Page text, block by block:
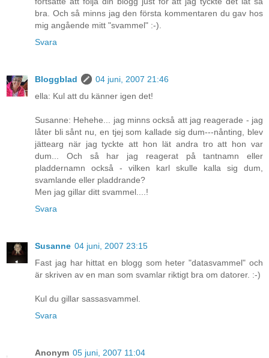
bra. Och så minns jag den första kommentaren du gav hos
mig angående mitt "svammel" :-).
Svara
Bloggblad
04 juni, 2007 21:46
ella: Kul att du känner igen det!
Susanne: Hehehe... jag minns också att jag reagerade - jag
låter bli sånt nu, en tjej som kallade sig dum---nånting, blev
jättearg när jag tyckte att hon lät andra tro att hon var
dum... Och så har jag reagerat på tantnamn eller
pladdernamn också - vilken karl skulle kalla sig dum,
svamlande eller pladdrande?
Men jag gillar ditt svammel....!
Svara
Susanne 04 juni, 2007 23:15
Fast jag har hittat en blogg som heter "datasvammel" och
är skriven av en man som svamlar riktigt bra om datorer. :-)
Kul du gillar sassasvammel.
Svara
Anonym 05 juni, 2007 11:04